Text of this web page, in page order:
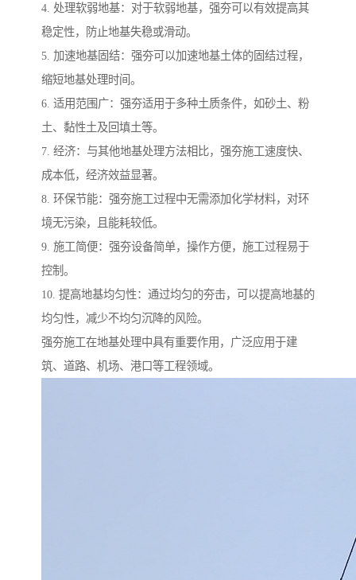
4. 处理软弱地基：对于软弱地基，强夯可以有效提高其
稳定性，防止地基失稳或滑动。
5. 加速地基固结：强夯可以加速地基土体的固结过程，
缩短地基处理时间。
6. 适用范围广：强夯适用于多种土质条件，如砂土、粉
土、黏性土及回填土等。
7. 经济：与其他地基处理方法相比，强夯施工速度快、
成本低，经济效益显著。
8. 环保节能：强夯施工过程中无需添加化学材料，对环
境无污染，且能耗较低。
9. 施工简便：强夯设备简单，操作方便，施工过程易于
控制。
10. 提高地基均匀性：通过均匀的夯击，可以提高地基的
均匀性，减少不均匀沉降的风险。
强夯施工在地基处理中具有重要作用，广泛应用于建
筑、道路、机场、港口等工程领域。